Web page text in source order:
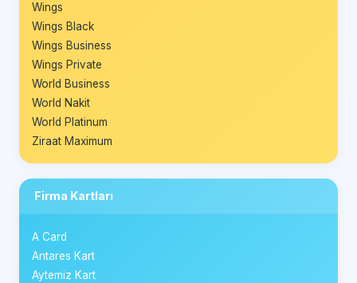
Wings
Wings Black
Wings Business
Wings Private
World Business
World Nakit
World Platinum
Ziraat Maximum
Firma Kartları
A Card
Antares Kart
Aytemiz Kart